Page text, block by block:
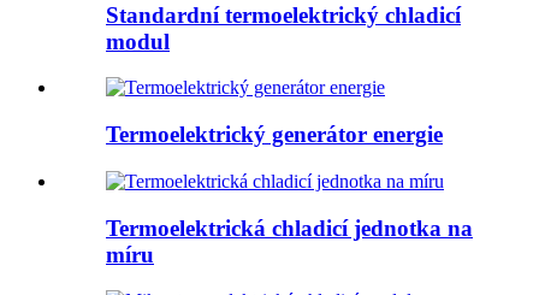
Standardní termoelektrický chladicí
modul
Termoelektrický generátor energie
Termoelektrická chladicí jednotka na
míru